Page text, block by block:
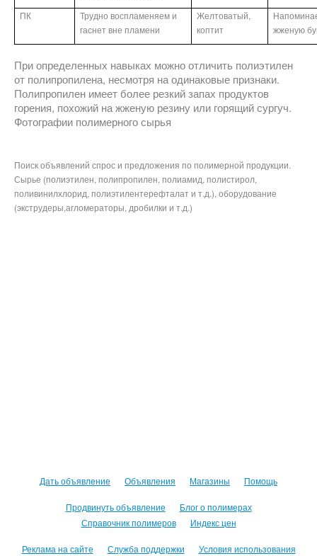
ПК
Трудно воспламеняем и
гаснет вне пламени
Желтоватый,
коптит
жженую
При определенных навыках можно отличить полиэтилен
от полипропилена, несмотря на одинаковые признаки.
Полипропилен имеет более резкий запах продуктов
горения, похожий на жженую резину или горящий сургуч.
Фотографии полимерного сырья
Поиск объявлений спрос и предложения по полимерной продукции.
Сырье (полиэтилен, полипропилен, полиамид, полистирол,
поливинилхлорид, полиэтилентерефталат и т.д.), оборудование
(экструдеры,агломераторы, дробилки и т.д.)
Дать объявление Объявления Магазины Помощь
Продвинуть объявление
Блог о полимерах
Справочник полимеров
Индекс цен
Реклама на сайте Служба поддержки Условия использования